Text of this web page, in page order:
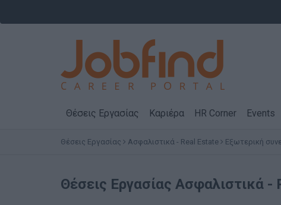
Θέσεις Εργασίας Καριέρα HR Corner Events
Θέσεις Εργασίας Ασφαλιστικά - Real Estate Εξωτερική
Θέσεις Εργασίας Ασφαλιστικά -